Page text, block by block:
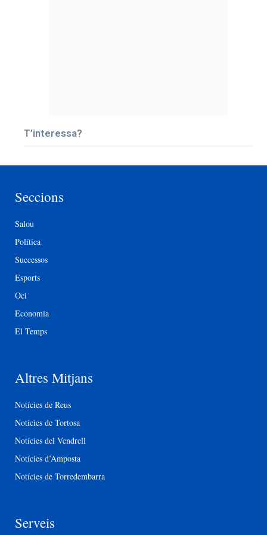
T’interessa?
Seccions
Salou
Política
Successos
Esports
Oci
Economia
El Temps
Altres Mitjans
Notícies de Reus
Notícies de Tortosa
Notícies del Vendrell
Notícies d’Amposta
Notícies de Torredembarra
Serveis